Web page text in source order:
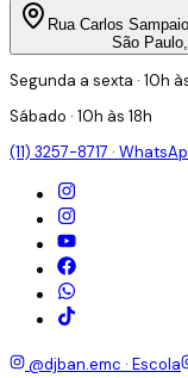
Rua Carlos
São
Segunda a sexta · 10h
Sábado · 10h às 18h
(11) 3257-8717 ·
@djban.emc · Escola